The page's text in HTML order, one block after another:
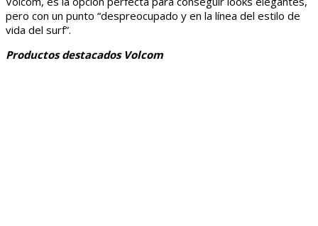
pero con un punto “despreocupado y en la línea del estilo de
vida del surf”.
Productos destacados Volcom